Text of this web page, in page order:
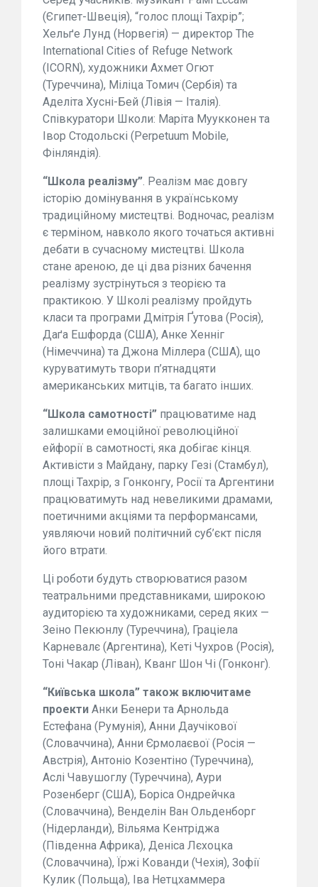
(Єгипет-Швеція), “голос площі Тахрір”;
Хельґе Лунд (Норвегія) — директор The
International Cities of Refuge Network
(ICORN), художники Ахмет Огют
(Туреччина), Міліца Томич (Сербія) та
Аделіта Хусні-Бей (Лівія — Італія).
Співкуратори Школи: Маріта Муукконен та
Івор Стодольскі (Perpetuum Mobile,
Фінляндія).
“Школа реалізму”. Реалізм має довгу
історію домінування в українському
традиційному мистецтві. Водночас, реалізм
є терміном, навколо якого точаться активні
дебати в сучасному мистецтві. Школа
стане ареною, де ці два різних бачення
реалізму зустрінуться з теорією та
практикою. У Школі реалізму пройдуть
класи та програми Дмітрія Ґутова (Росія),
Даґа Ешфорда (США), Анке Хенніг
(Німеччина) та Джона Міллера (США), що
куруватимуть твори п’ятнадцяти
американських митців, та багато інших.
“Школа самотності” працюватиме над
залишками емоційної революційної
ейфорії в самотності, яка добігає кінця.
Активісти з Майдану, парку Гезі (Стамбул),
площі Тахрір, з Гонконгу, Росії та Аргентини
працюватимуть над невеликими драмами,
поетичними акціями та перформансами,
уявляючи новий політичний суб’єкт після
його втрати.
Ці роботи будуть створюватися разом
театральними представниками, широкою
аудиторією та художниками, серед яких —
Зеіно Пекюнлу (Туреччина), Граціела
Карневалє (Аргентина), Кеті Чухров (Росія),
Тоні Чакар (Ліван), Кванг Шон Чі (Гонконг).
“Київська школа” також включитаме
проекти Анки Бенери та Арнольда
Естефана (Румунія), Анни Даучікової
(Словаччина), Анни Єрмолаєвої (Росія —
Австрія), Антоніо Козентіно (Туреччина),
Аслі Чавушоглу (Туреччина), Аури
Розенберг (США), Боріса Ондрейчка
(Словаччина), Венделін Ван Ольденборг
(Нідерланди), Вільяма Кентріджа
(Південна Африка), Деніса Лєхоцка
(Словаччина), Їржі Кованди (Чехія), Зофії
Кулик (Польща), Іва Нетцхаммера